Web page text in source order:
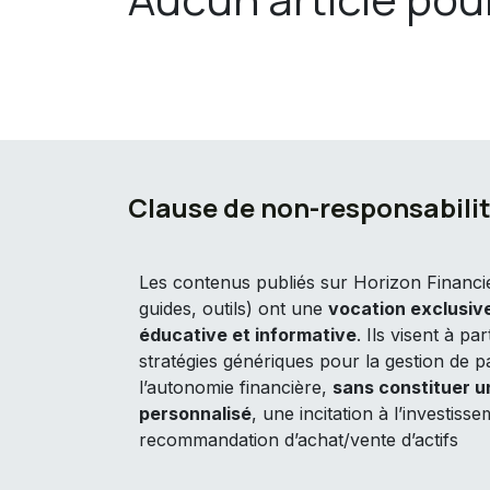
Clause de non-
Les contenus publiés sur Horizon
guides, outils) ont une vocation
éducative et informative. Ils visent à
stratégies génériques pour la gestion de
l’autonomie financière, sans constituer
personnalisé, une incitation à
recommandation d’achat/vente d’actifs